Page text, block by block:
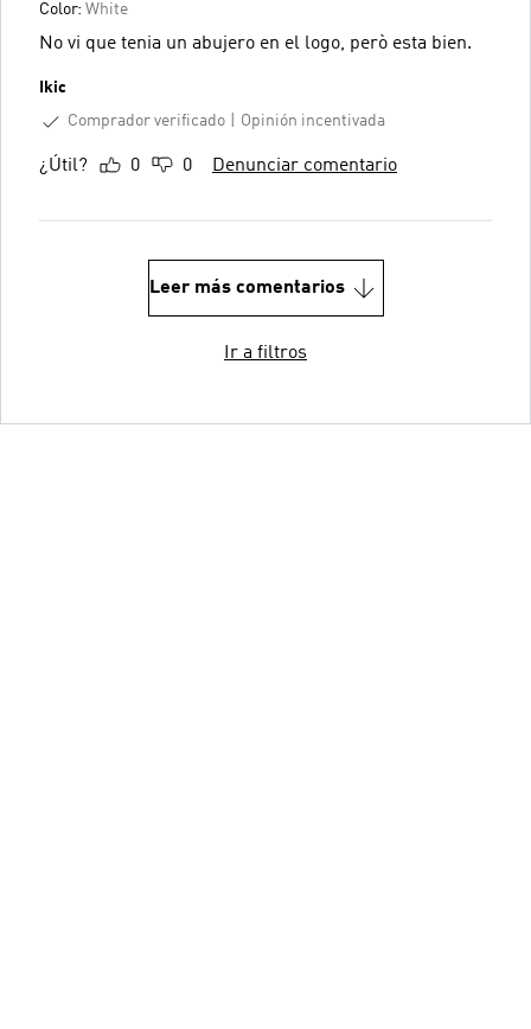
Color: White
No vi que tenia un abujero en el logo, però esta bien.
Ikic
Comprador verificado
Opinión incentivada
¿Útil? 0 0 Denunciar comentario
Leer más comentarios
Ir a filtros